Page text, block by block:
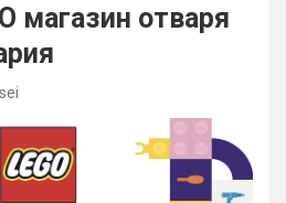
магазин отваря